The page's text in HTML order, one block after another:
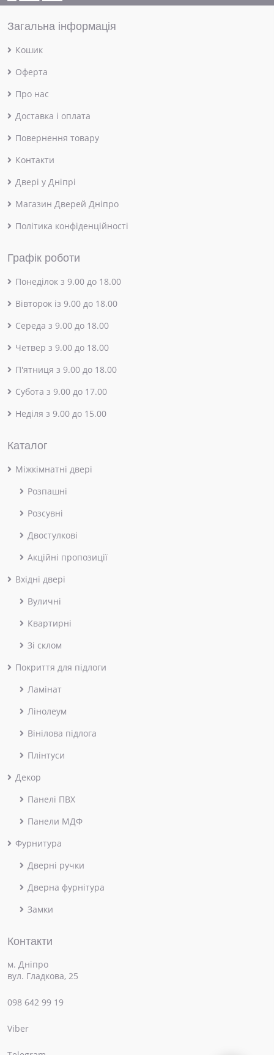
Загальна інформація
Кошик
Оферта
Про нас
Доставка і оплата
Повернення товару
Контакти
Двері у Дніпрі
Магазин Дверей Дніпро
Політика конфіденційності
Графік роботи
Понеділок з 9.00 до 18.00
Вівторок із 9.00 до 18.00
Середа з 9.00 до 18.00
Четвер з 9.00 до 18.00
П'ятниця з 9.00 до 18.00
Субота з 9.00 до 17.00
Неділя з 9.00 до 15.00
Каталог
Міжкімнатні двері
Розпашні
Розсувні
Двостулкові
Акційні пропозиції
Вхідні двері
Вуличні
Квартирні
Зі склом
Покриття для підлоги
Ламінат
Лінолеум
Вінілова підлога
Плінтуси
Декор
Панелі ПВХ
Панели МДФ
Фурнитура
Дверні ручки
Дверна фурнітура
Замки
Контакти
м. Дніпро
вул. Гладкова, 25
098 642 99 19
Viber